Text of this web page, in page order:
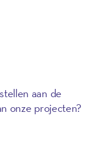
aan de
onze projecten?